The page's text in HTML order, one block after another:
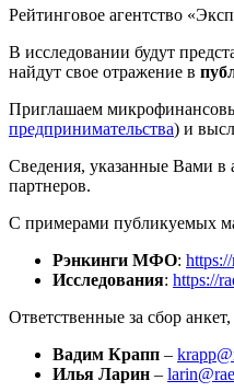
Рейтинговое агентство
В исследовании будут
найдут свое отражение в
Приглашаем
предпринимательства) и
Сведения, указанные Вами в
партнеров.
С примерами публикуемых
Рэнкинги МФО:
Исследования: https://
Ответственные за сбор
Вадим Крапп –
Илья Ларин –